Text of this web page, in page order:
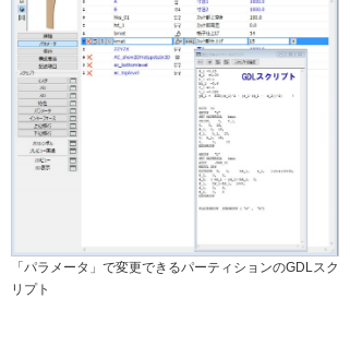
「パラメータ」で変更できるパーティションのGDLスク
リプト